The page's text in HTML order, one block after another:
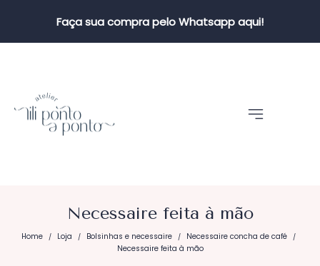
Faça sua compra pelo Whatsapp aqui!
Necessaire feita à mão
Home / Loja / Bolsinhas e necessaire / Necessaire concha de café /
Necessaire feita à mão